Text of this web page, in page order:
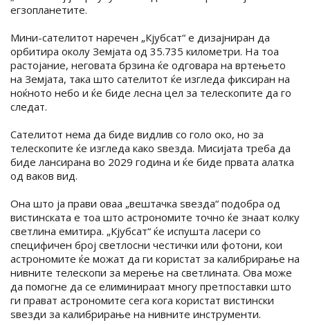
егзопланетите.
Мини-сателитот наречен „Кјубсат“ е дизајниран да
орбитира околу Земјата од 35.735 километри. На тоа
растојание, неговата брзина ќе одговара на вртењето
на Земјата, така што сателитот ќе изгледа фиксиран на
ноќното небо и ќе биде лесна цел за телескопите да го
следат.
Сателитот нема да биде видлив со голо око, но за
телескопите ќе изгледа како ѕвезда. Мисијата треба да
биде лансирана во 2029 година и ќе биде првата алатка
од ваков вид.
Она што ја прави оваа „вештачка ѕвезда“ подобра од
вистинската е тоа што астрономите точно ќе знаат колку
светлина емитира. „Кјубсат“ ќе испушта ласери со
специфичен број светлосни честички или фотони, кои
астрономите ќе можат да ги користат за калибрирање на
нивните телескопи за мерење на светлината. Ова може
да помогне да се елиминираат многу претпоставки што
ги прават астрономите сега кога користат вистински
ѕвезди за калибрирање на нивните инструменти.